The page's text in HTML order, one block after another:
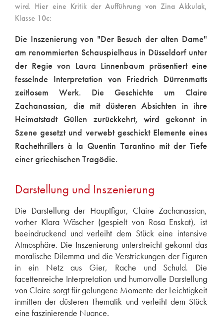
wird. Hier eine Kritik der Aufführung von Zina Akkulak,
Klasse 10c:
Die Inszenierung von "Der Besuch der alten Dame"
am renommierten Schauspielhaus in Düsseldorf unter
der Regie von Laura Linnenbaum präsentiert eine
fesselnde Interpretation von Friedrich Dürrenmatts
zeitlosem Werk. Die Geschichte um Claire
Zachanassian, die mit düsteren Absichten in ihre
Heimatstadt Güllen zurückkehrt, wird gekonnt in
Szene gesetzt und verwebt geschickt Elemente eines
Rachethrillers à la Quentin Tarantino mit der Tiefe
einer griechischen Tragödie.
Darstellung und Inszenierung
Die Darstellung der Hauptfigur, Claire Zachanassian,
vorher Klara Wäscher (gespielt von Rosa Enskat), ist
beeindruckend und verleiht dem Stück eine intensive
Atmosphäre. Die Inszenierung unterstreicht gekonnt das
moralische Dilemma und die Verstrickungen der Figuren
in ein Netz aus Gier, Rache und Schuld. Die
facettenreiche Interpretation und humorvolle Darstellung
von Claire sorgt für gelungene Momente der Leichtigkeit
inmitten der düsteren Thematik und verleiht dem Stück
eine faszinierende Nuance.